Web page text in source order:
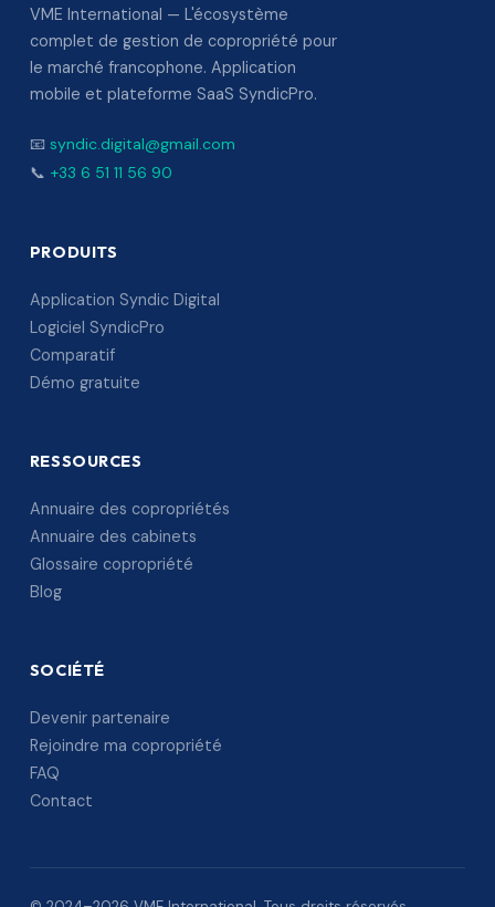
VME International — L'écosystème
complet de gestion de copropriété pour
le marché francophone. Application
mobile et plateforme SaaS SyndicPro.
📧 syndic.digital@gmail.com
📞 +33 6 51 11 56 90
PRODUITS
Application Syndic Digital
Logiciel SyndicPro
Comparatif
Démo gratuite
RESSOURCES
Annuaire des copropriétés
Annuaire des cabinets
Glossaire copropriété
Blog
SOCIÉTÉ
Devenir partenaire
Rejoindre ma copropriété
FAQ
Contact